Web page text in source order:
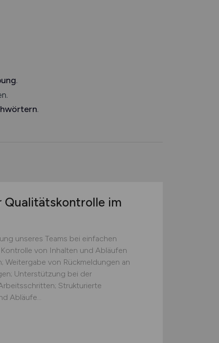
.
.
Qualitätskontrolle im
unseres Teams bei einfachen
von Inhalten und Abläufen
Weitergabe von Rückmeldungen an
Unterstützung bei der
Strukturierte
Abläufe...